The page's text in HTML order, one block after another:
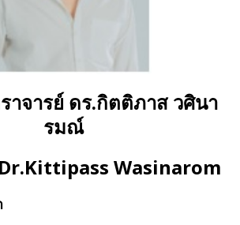
าจารย์ ดร.กิตติภาส วศินา
รมณ์
Wasinarom